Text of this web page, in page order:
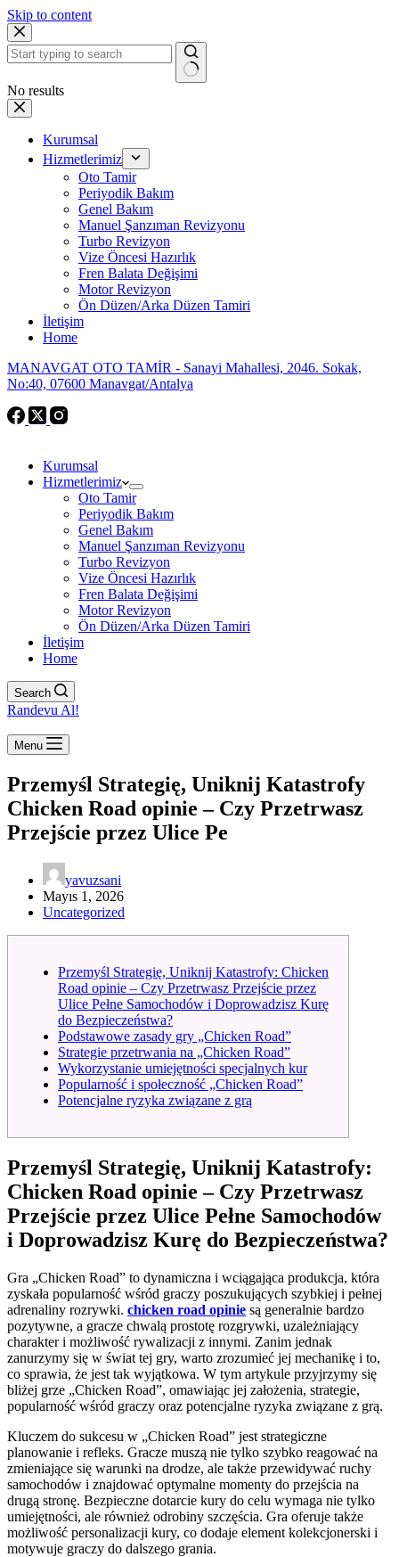
Skip to content
No results
Kurumsal
Hizmetlerimiz
Oto Tamir
Periyodik Bakım
Genel Bakım
Manuel Şanzıman Revizyonu
Turbo Revizyon
Vize Öncesi Hazırlık
Fren Balata Değişimi
Motor Revizyon
Ön Düzen/Arka Düzen Tamiri
İletişim
Home
MANAVGAT OTO TAMİR - Sanayi Mahallesi, 2046. Sokak,
No:40, 07600 Manavgat/Antalya
Kurumsal
Hizmetlerimiz
Oto Tamir
Periyodik Bakım
Genel Bakım
Manuel Şanzıman Revizyonu
Turbo Revizyon
Vize Öncesi Hazırlık
Fren Balata Değişimi
Motor Revizyon
Ön Düzen/Arka Düzen Tamiri
İletişim
Home
Search
Randevu Al!
Menu
Przemyśl Strategię, Uniknij Katastrofy
Chicken Road opinie – Czy Przetrwasz
Przejście przez Ulice Pe
yavuzsani
Mayıs 1, 2026
Uncategorized
Przemyśl Strategię, Uniknij Katastrofy: Chicken
Road opinie – Czy Przetrwasz Przejście przez
Ulice Pełne Samochodów i Doprowadzisz Kurę
do Bezpieczeństwa?
Podstawowe zasady gry „Chicken Road”
Strategie przetrwania na „Chicken Road”
Wykorzystanie umiejętności specjalnych kur
Popularność i społeczność „Chicken Road”
Potencjalne ryzyka związane z grą
Przemyśl Strategię, Uniknij Katastrofy:
Chicken Road opinie – Czy Przetrwasz
Przejście przez Ulice Pełne Samochodów
i Doprowadzisz Kurę do Bezpieczeństwa?
Gra „Chicken Road” to dynamiczna i wciągająca produkcja, która
zyskała popularność wśród graczy poszukujących szybkiej i pełnej
adrenaliny rozrywki. chicken road opinie są generalnie bardzo
pozytywne, a gracze chwalą prostotę rozgrywki, uzależniający
charakter i możliwość rywalizacji z innymi. Zanim jednak
zanurzymy się w świat tej gry, warto zrozumieć jej mechanikę i to,
co sprawia, że jest tak wyjątkowa. W tym artykule przyjrzymy się
bliżej grze „Chicken Road”, omawiając jej założenia, strategie,
popularność wśród graczy oraz potencjalne ryzyka związane z grą.
Kluczem do sukcesu w „Chicken Road” jest strategiczne
planowanie i refleks. Gracze muszą nie tylko szybko reagować na
zmieniające się warunki na drodze, ale także przewidywać ruchy
samochodów i znajdować optymalne momenty do przejścia na
drugą stronę. Bezpieczne dotarcie kury do celu wymaga nie tylko
umiejętności, ale również odrobiny szczęścia. Gra oferuje także
możliwość personalizacji kury, co dodaje element kolekcjonerski i
motywuje graczy do dalszego grania.